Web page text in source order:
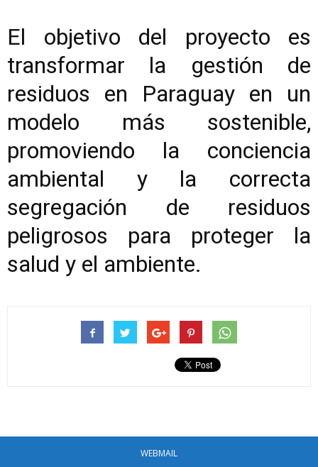
El objetivo del proyecto es
transformar la gestión de
residuos en Paraguay en un
modelo más sostenible,
promoviendo la conciencia
ambiental y la correcta
segregación de residuos
peligrosos para proteger la
salud y el ambiente.
WEBMAIL